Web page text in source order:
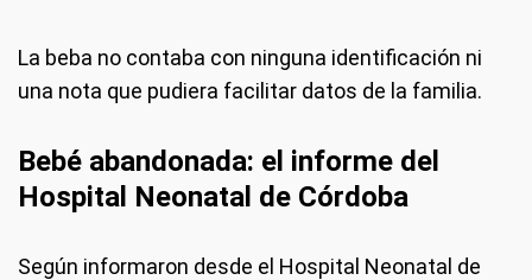
La beba no contaba con ninguna identificación ni
una nota que pudiera facilitar datos de la familia.
Bebé abandonada: el informe del
Hospital Neonatal de Córdoba
Según informaron desde el Hospital Neonatal de